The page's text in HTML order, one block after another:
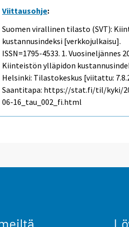
Viittausohje:
Suomen virallinen tilasto (SVT):
kustannusindeksi [verkkojulkaisu].
ISSN=1795-4533. 1. Vuosineljännes
Kiinteistön ylläpidon
Helsinki: Tilastokeskus [viitattu:
Saantitapa: https://stat.fi/til/kyki/
06-16_tau_002_fi.html